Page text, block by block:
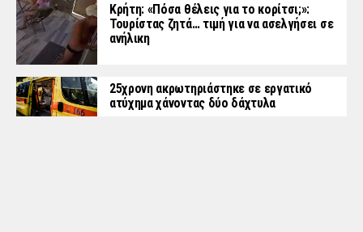
Κρήτη: «Πόσα θέλεις για το κορίτσι;»:
Τουρίστας ζητά… τιμή για να ασελγήσει σε
ανήλικη
25χρονη ακρωτηριάστηκε σε εργατικό
ατύχημα χάνοντας δύο δάχτυλα